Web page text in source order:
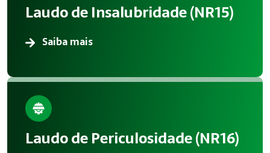
Laudo de Insalubridade (NR15)
Saiba mais
Laudo de Periculosidade (NR16)